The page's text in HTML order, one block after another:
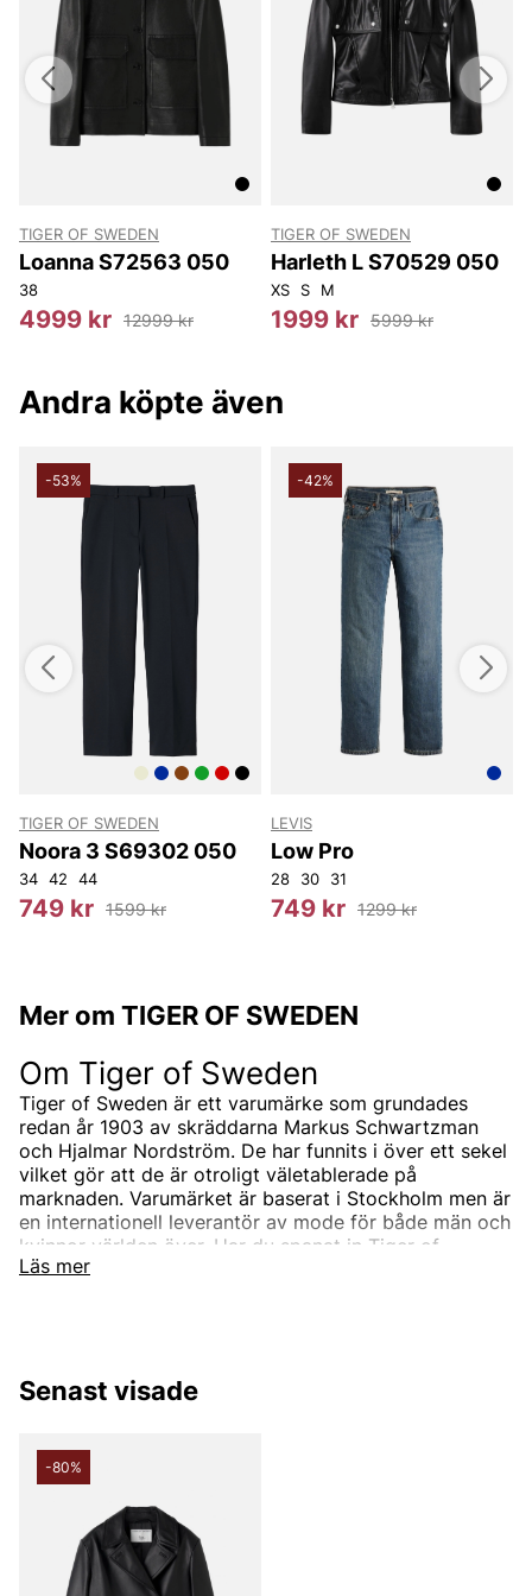
TIGER OF SWEDEN
Loanna S72563 050
38
4999 kr 12999 kr
TIGER OF SWEDEN
Harleth L S70529 050
XS S M
1999 kr 5999 kr
Andra köpte även
-53%
TIGER OF SWEDEN
Noora 3 S69302 050
34 42 44
749 kr 1599 kr
-42%
LEVIS
Low Pro
28 30 31
749 kr 1299 kr
Mer om TIGER OF SWEDEN
Läs mer
Om Tiger of Sweden
Tiger of Sweden är ett varumärke som grundades
redan år 1903 av skräddarna Markus Schwartzman
och Hjalmar Nordström. De har funnits i över ett sekel
vilket gör att de är otroligt väletablerade på
marknaden. Varumärket är baserat i Stockholm men är
en internationell leverantör av mode för både män och
kvinnor världen över. Har du spanat in Tiger of
Swedens sortiment än? Vi erbjuder Tiger of Swedens
tidlöst och modernt. Produkterna är oftast enfärgade
men de samarbetar också med de bästa
leverantörerna i branschen som de utvecklar unika
modekollektioner tillsammans med. Välskräddat mode
är helt enkelt Tiger of Swedens signum.
Under åren har produktutbudet breddats och speciellt
utbudet för män. Idag kan du hitta både Tiger of
Senast visade
-80%